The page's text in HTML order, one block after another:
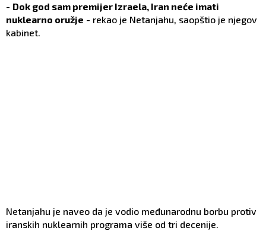
- Dok god sam premijer Izraela, Iran neće imati
nuklearno oružje - rekao je Netanjahu, saopštio je njegov
kabinet.
Netanjahu je naveo da je vodio međunarodnu borbu protiv
iranskih nuklearnih programa više od tri decenije.